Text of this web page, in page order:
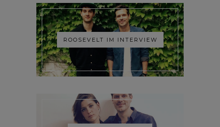
ROOSEVELT IM INTERVIEW